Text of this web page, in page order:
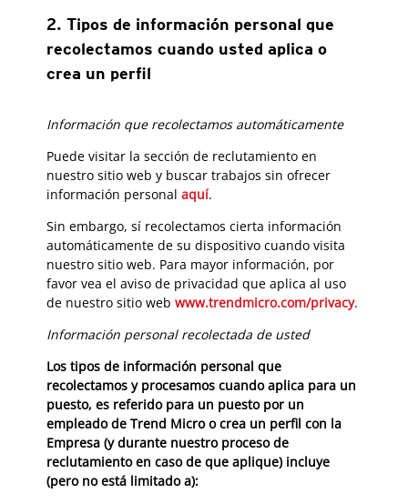
2. Tipos de información personal que
recolectamos cuando usted aplica o
crea un perfil
Información que recolectamos automáticamente
Puede visitar la sección de reclutamiento en
nuestro sitio web y buscar trabajos sin ofrecer
información personal aquí.
Sin embargo, sí recolectamos cierta información
automáticamente de su dispositivo cuando visita
nuestro sitio web. Para mayor información, por
favor vea el aviso de privacidad que aplica al uso
de nuestro sitio web www.trendmicro.com/privacy.
Información personal recolectada de usted
Los tipos de información personal que
recolectamos y procesamos cuando aplica para un
puesto, es referido para un puesto por un
empleado de Trend Micro o crea un perfil con la
Empresa (y durante nuestro proceso de
reclutamiento en caso de que aplique) incluye
(pero no está limitado a):